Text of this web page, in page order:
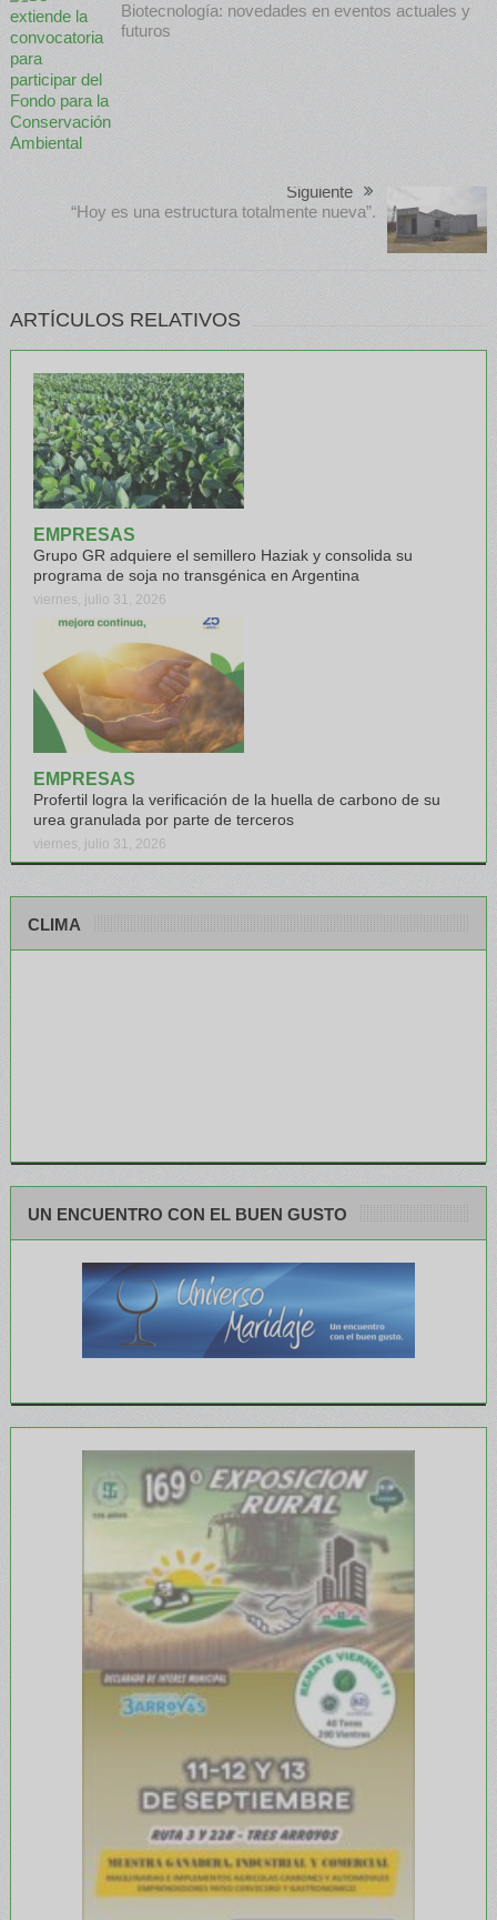
Biotecnología: novedades en eventos actuales y
futuros
Siguiente
“Hoy es una estructura totalmente nueva”.
ARTÍCULOS RELATIVOS
EMPRESAS
Grupo GR adquiere el semillero Haziak y consolida su
programa de soja no transgénica en Argentina
viernes, julio 31, 2026
EMPRESAS
Profertil logra la verificación de la huella de carbono de su
urea granulada por parte de terceros
viernes, julio 31, 2026
CLIMA
UN ENCUENTRO CON EL BUEN GUSTO